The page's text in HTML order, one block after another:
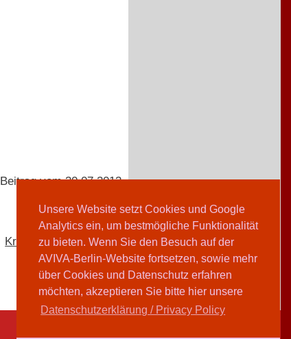
Unsere Website setzt Cookies und Google
Analytics ein, um bestmögliche Funktionalität
zu bieten. Wenn Sie den Besuch auf der
AVIVA-Berlin-Website fortsetzen, sowie mehr
über Cookies und Datenschutz erfahren
möchten, akzeptieren Sie bitte hier unsere
Datenschutzerklärung / Privacy Policy
Beitrag vom 30.07.2013
Kristina Tencic